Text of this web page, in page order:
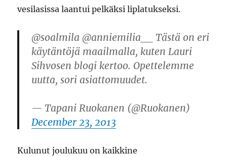
vesilasissa laantui pelkäksi liplatukseksi.
@soalmila @anniemilia__ Tästä on eri
käytäntöjä maailmalla, kuten Lauri
Sihvosen blogi kertoo. Opettelemme
uutta, sori asiattomuudet.
— Tapani Ruokanen (@Ruokanen)
December 23, 2013
Kulunut joulukuu on kaikkine